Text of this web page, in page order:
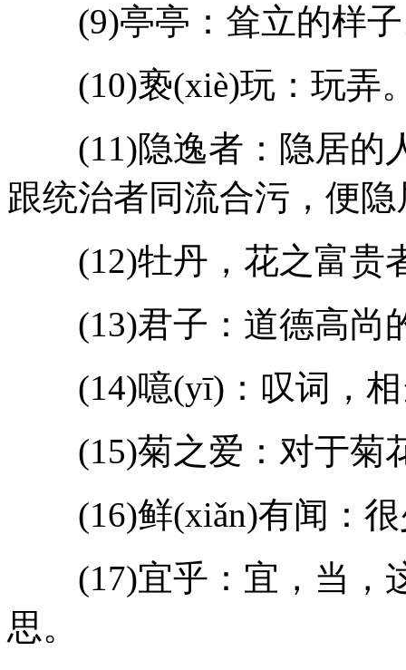
(9)亭亭：耸立的样子
(10)亵(xiè)玩：玩弄
(11)隐逸者：隐居的
跟统治者同流合污，便
(12)牡丹，花之富贵
(13)君子：道德高尚
(14)噫(yī)：叹词，相
(15)菊之爱：对于菊
(16)鲜(xiǎn)有闻：很
(17)宜乎：宜，当，这
思。